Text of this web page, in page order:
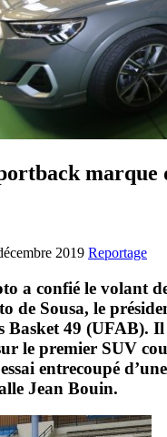
marque
2019 Reportage
a confié le volant
de Sousa, le
Basket 49 (UFAB).
le premier SUV
entrecoupé d’une
Jean Bouin.